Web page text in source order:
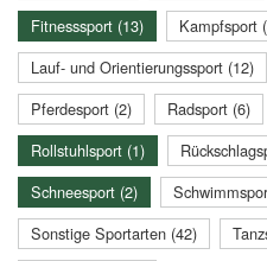
Fitnesssport (13)
Kampfsport
Lauf- und Orientierungssport (12)
Pferdesport (2)
Radsport (6)
Rollstuhlsport (1)
Schneesport (2)
Sonstige Sportarten (42)